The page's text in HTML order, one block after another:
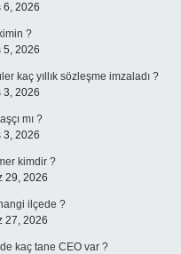
6, 2026
?
5, 2026
kaç yıllık sözleşme imzaladı ?
3, 2026
mı ?
3, 2026
kimdir ?
29, 2026
ilçede ?
27, 2026
kaç tane CEO var ?